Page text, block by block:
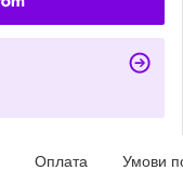
Оплата Умови